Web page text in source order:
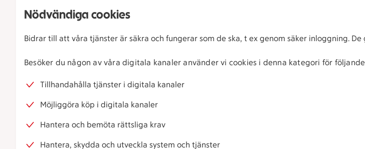
Nödvändiga cookies
Bidrar till att våra tjänster är säkra och fungerar som de ska, t ex genom säker inloggning.
Besöker du någon av våra digitala kanaler använder vi cookies i denna kategori för
Tillhandahålla tjänster i digitala kanaler
Möjliggöra köp i digitala kanaler
Hantera och bemöta rättsliga krav
Hantera, skydda och utveckla system och tjänster